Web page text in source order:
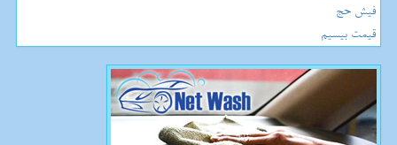
فیش حج
قیمت بیسیم